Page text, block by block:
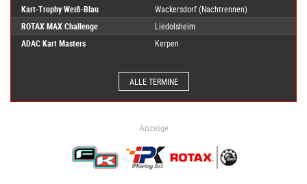
Kart-Trophy Weiß-Blau
Wackersdorf (Nachtrennen)
ROTAX MAX Challenge
Liedolsheim
ADAC Kart Masters
Kerpen
ALLE TERMINE
Anzeige